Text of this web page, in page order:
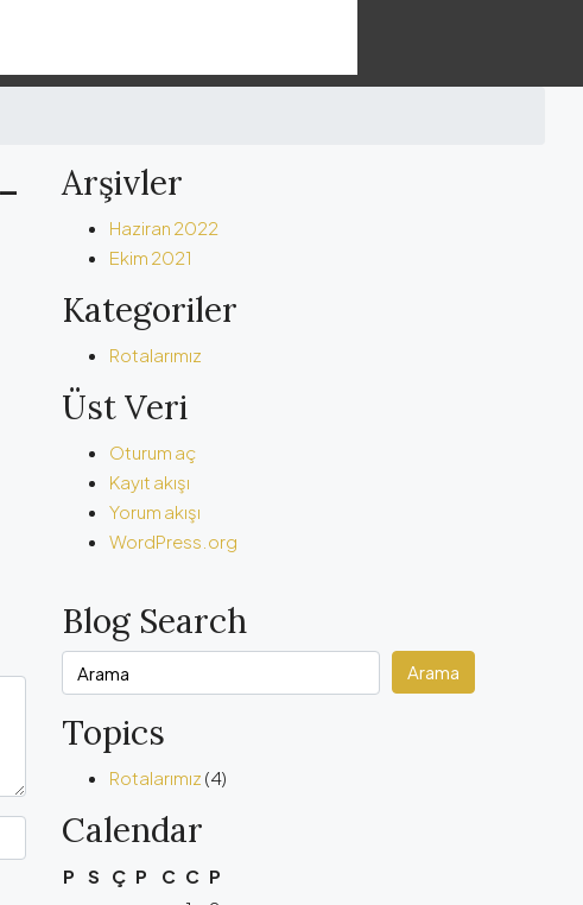
Arşivler
Haziran 2022
Ekim 2021
Kategoriler
Rotalarımız
Üst Veri
Oturum aç
Kayıt akışı
Yorum akışı
WordPress.org
Blog Search
Arama
Topics
Rotalarımız (4)
Calendar
P S Ç P C C P